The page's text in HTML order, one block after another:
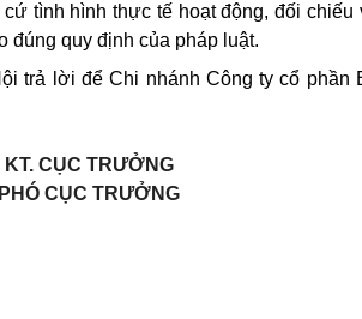
tình hình thực tế hoạt động, đối chiếu
đúng quy định của pháp luật.
trả lời để Chi nhánh Công ty cổ phần
KT. CỤC TRƯỞNG
PHÓ CỤC TRƯỞNG